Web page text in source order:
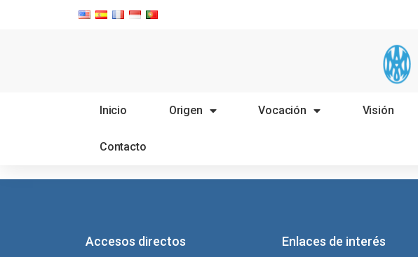
Inicio Origen Vocación Visión
Contacto
Accesos directos Enlaces de interés